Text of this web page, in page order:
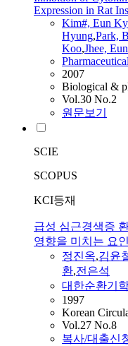
Expression in Rat
Kim#, Eun
Hyung,Park,
Koo,Jhee, Eun
2007
Biological &
Vol.30 No.2
원문보기
SCIE
SCOPUS
KCI등재
급성 심근경색증
영향을 미치는 요인
정진옥,김윤
환,전은석
대한순환기
1997
Korean
Vol.27 No.8
복사/대출신